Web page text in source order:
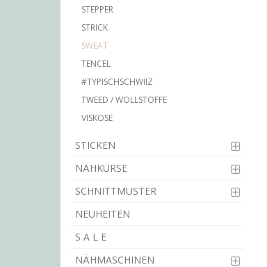
STEPPER
STRICK
SWEAT
TENCEL
#TYPISCHSCHWIIZ
TWEED / WOLLSTOFFE
VISKOSE
STICKEN
NÄHKURSE
SCHNITTMUSTER
NEUHEITEN
S A L E
NÄHMASCHINEN